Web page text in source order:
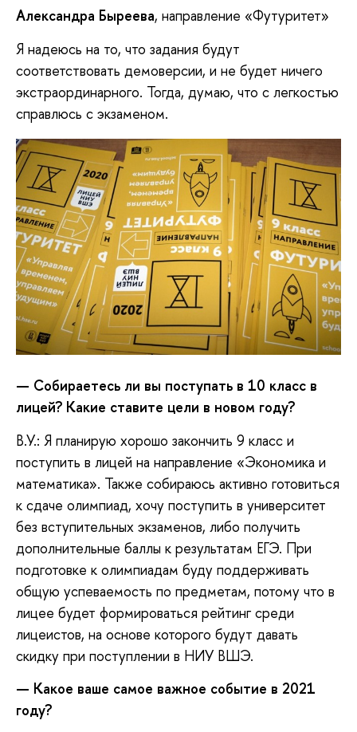
Александра Быреева, направление «Футуритет»
Я надеюсь на то, что задания будут
соответствовать демоверсии, и не будет ничего
экстраординарного. Тогда, думаю, что с легкостью
справлюсь с экзаменом.
— Собираетесь ли вы поступать в 10 класс в
лицей? Какие ставите цели в новом году?
В.У.: Я планирую хорошо закончить 9 класс и
поступить в лицей на направление «Экономика и
математика». Также собираюсь активно готовиться
к сдаче олимпиад, хочу поступить в университет
без вступительных экзаменов, либо получить
дополнительные баллы к результатам ЕГЭ. При
подготовке к олимпиадам буду поддерживать
общую успеваемость по предметам, потому что в
лицее будет формироваться рейтинг среди
лицеистов, на основе которого будут давать
скидку при поступлении в НИУ ВШЭ.
— Какое ваше самое важное событие в 2021
году?